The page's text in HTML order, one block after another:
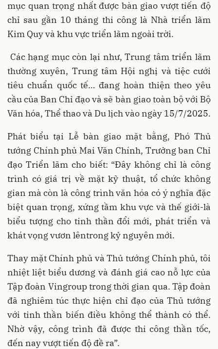
mục quan trọng nhất được bàn giao vượt tiến độ
chỉ sau gần 10 tháng thi công là Nhà triển lãm
Kim Quy và khu vực triển lãm ngoài trời.
Các hạng mục còn lại như, Trung tâm triển lãm
thường xuyên, Trung tâm Hội nghị và tiệc cưới
tiêu chuẩn quốc tế… đang hoàn thiện theo yêu
cầu của Ban Chỉ đạo và sẽ bàn giao toàn bộ với Bộ
Văn hóa, Thể thao và Du lịch vào ngày 15/7/2025.
Phát biểu tại Lễ bàn giao mặt bằng, Phó Thủ
tướng Chính phủ Mai Văn Chính, Trưởng ban Chỉ
đạo Triển lãm cho biết: “Đây không chỉ là công
trình có giá trị về mặt kỹ thuật, tổ chức không
gian mà còn là công trình văn hóa có ý nghĩa đặc
biệt quan trọng, xứng tầm khu vực và thế giới-là
biểu tượng cho tinh thần đổi mới, phát triển và
khát vọng vươn lêntrong kỷ nguyên mới.
Thay mặt Chính phủ và Thủ tướng Chính phủ, tôi
nhiệt liệt biểu dương và đánh giá cao nỗ lực của
Tập đoàn Vingroup trong thời gian qua. Tập đoàn
đã nghiêm túc thực hiện chỉ đạo của Thủ tướng
với tinh thần biến điều không thể thành có thể.
Nhờ vậy, công trình đã được thi công thần tốc,
đến nay vượt tiến độ đề ra”.